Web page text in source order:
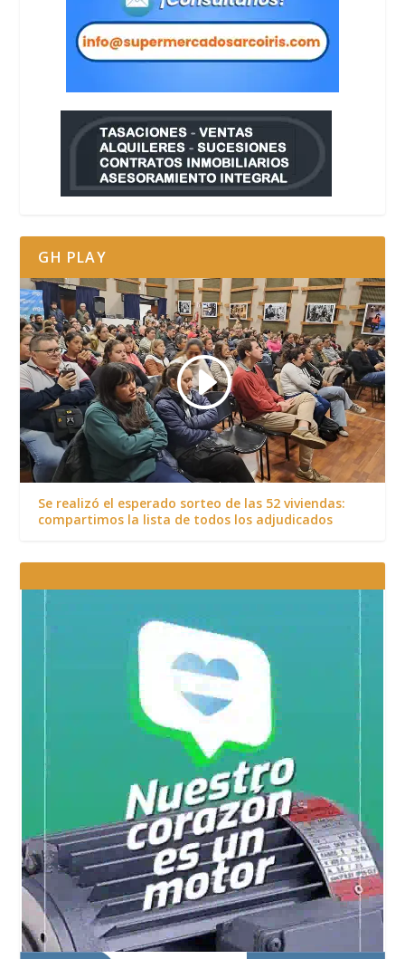
GH PLAY
Se realizó el esperado sorteo de las 52 viviendas:
compartimos la lista de todos los adjudicados